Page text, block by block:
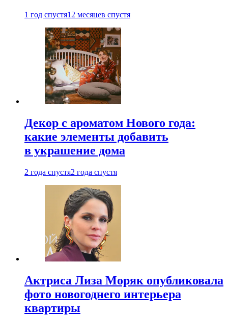
1 год спустя12 месяцев спустя
Декор с ароматом Нового года:
какие элементы добавить
в украшение дома
2 года спустя2 года спустя
Актриса Лиза Моряк опубликовала
фото новогоднего интерьера
квартиры